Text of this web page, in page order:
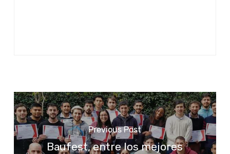
Previous Post
Baufest, entre los mejores